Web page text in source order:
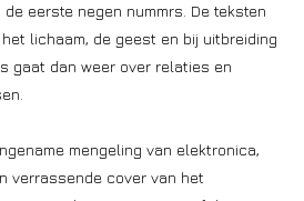
eerste negen nummrs. De teksten
lichaam, de geest en bij uitbreiding
gaat dan weer over relaties en
mengeling van elektronica,
verrassende cover van het